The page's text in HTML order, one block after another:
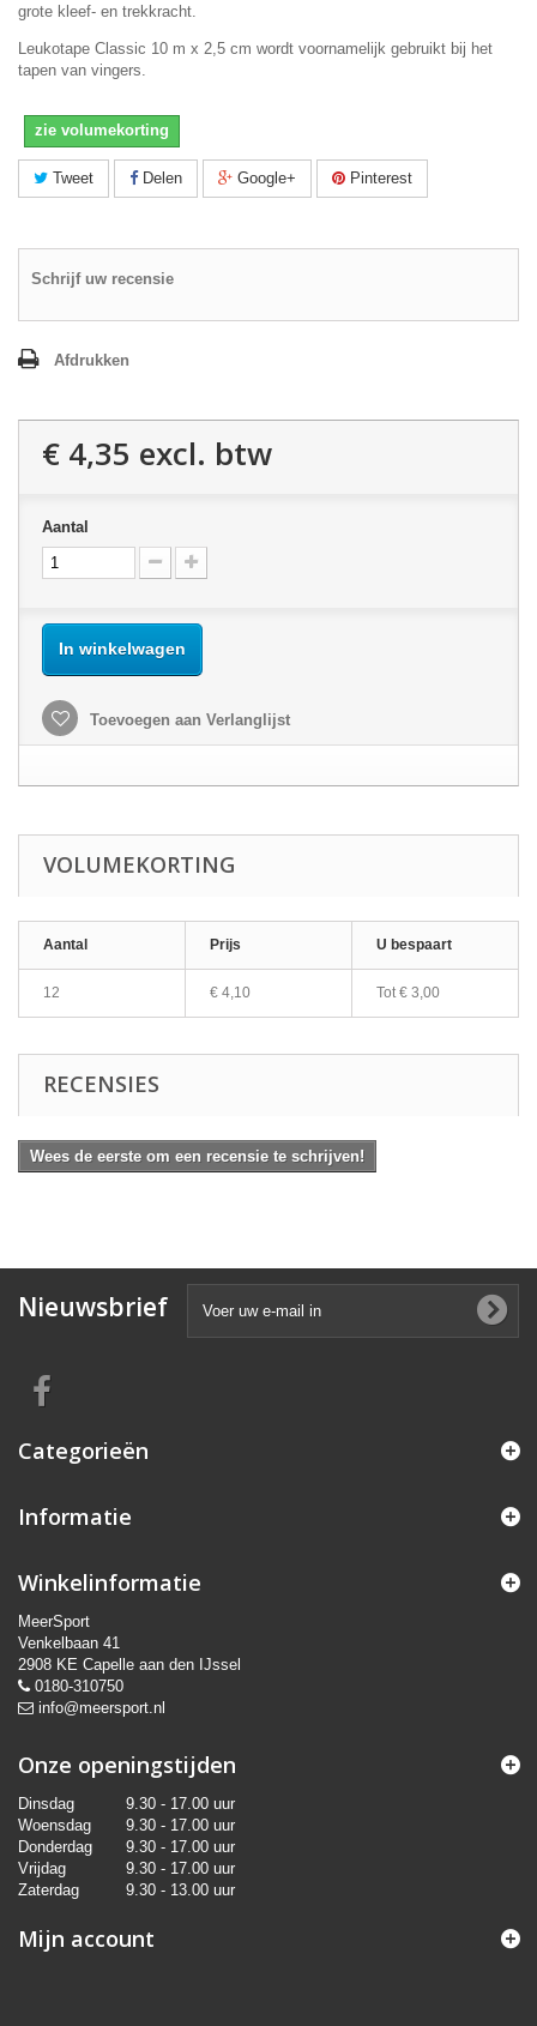
grote kleef- en trekkracht.
Leukotape Classic 10 m x 2,5 cm wordt voornamelijk gebruikt bij het
tapen van vingers.
zie volumekorting
Tweet Delen Google+ Pinterest
Schrijf uw recensie
Afdrukken
€ 4,35 excl. btw
Aantal
In winkelwagen
Toevoegen aan Verlanglijst
VOLUMEKORTING
Aantal Prijs U bespaart
12 € 4,10 Tot€ 3,00
RECENSIES
Wees de eerste om een recensie te schrijven!
Nieuwsbrief
Categorieën
Informatie
Winkelinformatie
MeerSport
Venkelbaan 41
2908 KE Capelle aan den IJssel
0180-310750
info@meersport.nl
Onze openingstijden
Dinsdag
9.30 - 17.00 uur
Woensdag
9.30 - 17.00 uur
Donderdag
9.30 - 17.00 uur
Vrijdag
9.30 - 17.00 uur
Zaterdag
9.30 - 13.00 uur
Mijn account